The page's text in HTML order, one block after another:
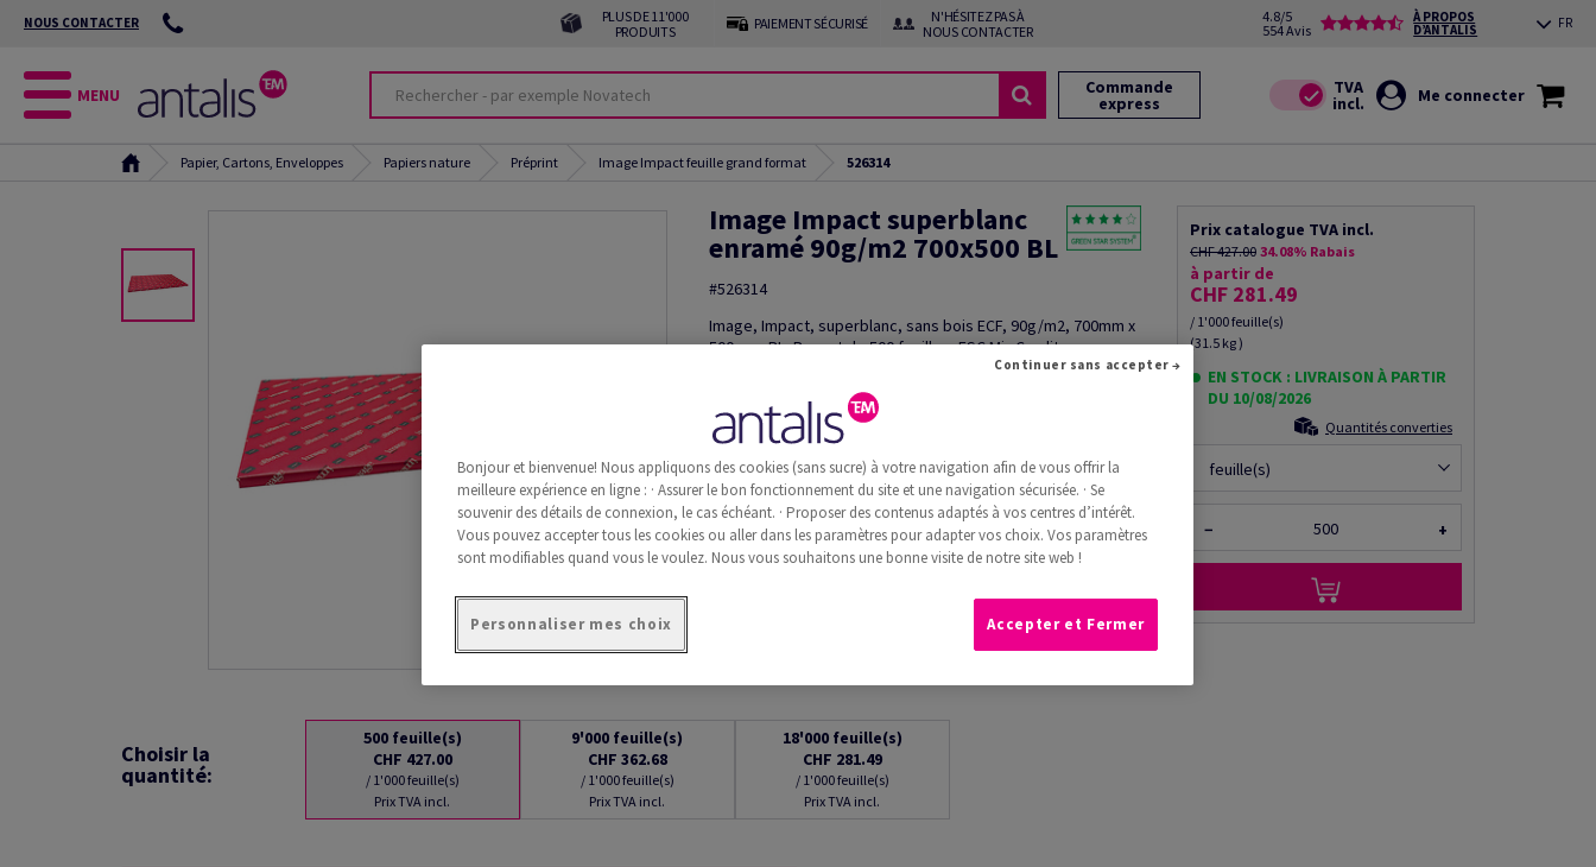
NOUS CONTACTER
PLUS DE 11'000
PRODUITS
PAIEMENT SÉCURISÉ
N'HÉSITEZ PAS À
NOUS CONTACTER
4.8/5
554 Avis
À PROPOS
D’ANTALIS FR
MENU Commande
express Me connecter
Papier, Cartons, Enveloppes Papiers nature Préprint Image Impact feuille grand format 526314
Image Impact superblanc
enramé 90g/m2 700x500 BL
#526314
Image, Impact, superblanc, sans bois ECF, 90g/m2, 700mm x
500mm, BL, Paquet de 500 feuilles, FSC Mix Credit
Information additionnelle
Prix catalogue TVA incl.
CHF 427.00 34.08% Rabais
à partir de
CHF 281.49
/ 1'000 feuille(s)
(31.5 kg )
EN STOCK : LIVRAISON À PARTIR
DU 10/08/2026
Quantités converties
feuille(s)
− +
Choisir la
quantité:
500 feuille(s)
CHF 427.00
/ 1'000 feuille(s)
Prix TVA incl.
9'000 feuille(s)
CHF 362.68
/ 1'000 feuille(s)
Prix TVA incl.
18'000 feuille(s)
CHF 281.49
/ 1'000 feuille(s)
Prix TVA incl.
Bonjour et bienvenue! Nous appliquons des cookies (sans sucre) à votre navigation afin de vous offrir la
meilleure expérience en ligne : · Assurer le bon fonctionnement du site et une navigation sécurisée. · Se
souvenir des détails de connexion, le cas échéant. · Proposer des contenus adaptés à vos centres d’intérêt.
Vous pouvez accepter tous les cookies ou aller dans les paramètres pour adapter vos choix. Vos paramètres
sont modifiables quand vous le voulez. Nous vous souhaitons une bonne visite de notre site web !
Personnaliser mes choix
Continuer sans accepter →
Accepter et Fermer